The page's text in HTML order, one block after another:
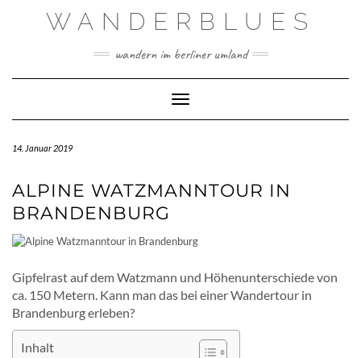
WANDERBLUES
wandern im berliner umland
Toggle Navigation
14. Januar 2019
ALPINE WATZMANNTOUR IN
BRANDENBURG
Gipfelrast auf dem Watzmann und Höhenunterschiede von
ca. 150 Metern. Kann man das bei einer Wandertour in
Brandenburg erleben?
Inhalt